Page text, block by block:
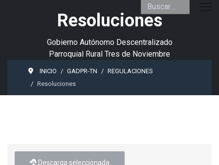
Buscar
Resoluciones
Gobierno Autónomo Descentralizado
Parroquial Rural Tres de Noviembre
INICIO GADPR-TN
REGULACIONES
Resoluciones
Descarga seleccionada